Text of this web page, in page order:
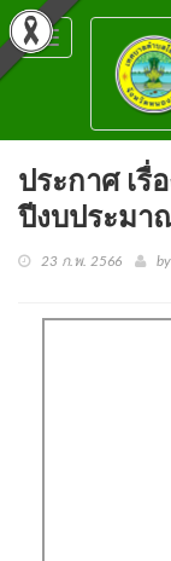
Toggle
navigation
ประกาศ เรื่
ปีงบประม
23 ก.พ. 2566